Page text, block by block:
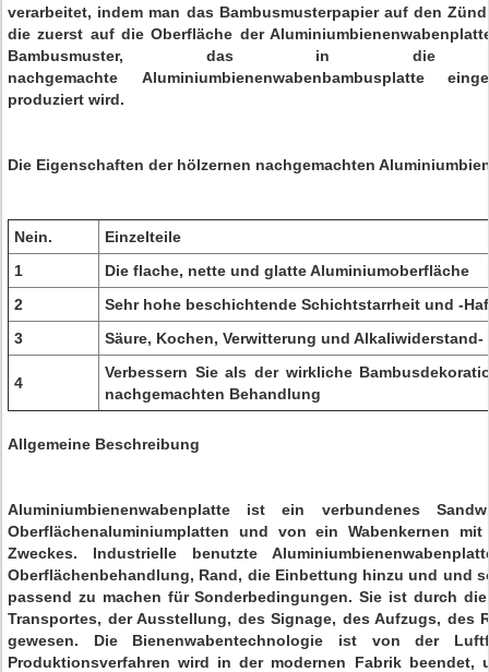
verarbeitet, indem man das Bambusmusterpapier auf den
die zuerst auf die Oberfläche der
Bambusmuster, das in die
nachgemachte Aluminiumbienenwabenbambusplatte
produziert wird.
Die Eigenschaften der hölzernen nachgemachten
Nein.
Einzelteile
1
Die flache, nette und glatte Aluminiumoberfläche
2
Sehr hohe beschichtende Schichtstarrheit und -
3
Säure, Kochen, Verwitterung und
4
Verbessern Sie als der wirkliche
nachgemachten Behandlung
Allgemeine Beschreibung
Aluminiumbienenwabenplatte ist ein verbundenes
Oberflächenaluminiumplatten und von ein Wabenkernen
Zweckes. Industrielle benutzte
Oberflächenbehandlung, Rand, die Einbettung hinzu und und
passend zu machen für Sonderbedingungen. Sie ist durch
Transportes, der Ausstellung, des Signage, des Aufzugs, des
gewesen. Die Bienenwabentechnologie ist von der
Produktionsverfahren wird in der modernen Fabrik beendet,